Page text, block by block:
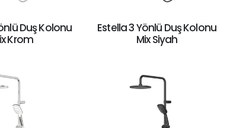
Duş Kolonu
Krom
Estella 3 Yönlü Duş Kolonu
Mix Siyah